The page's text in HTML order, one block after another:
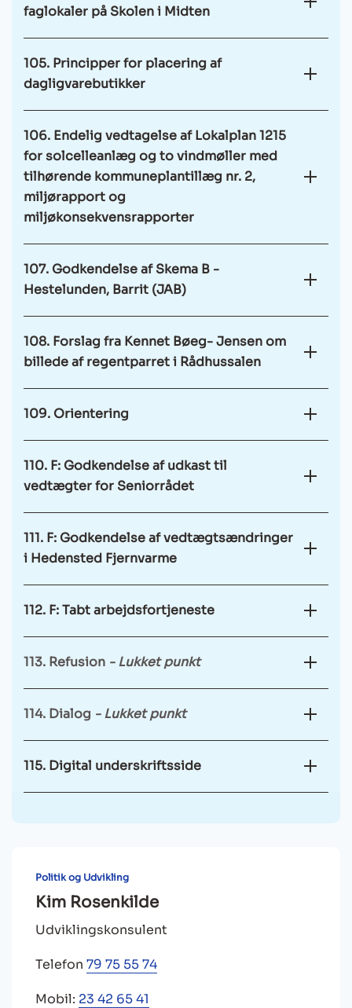
faglokaler på Skolen i Midten
105. Principper for placering af
dagligvarebutikker
106. Endelig vedtagelse af Lokalplan 1215
for solcelleanlæg og to vindmøller med
tilhørende kommuneplantillæg nr. 2,
miljørapport og
miljøkonsekvensrapporter
107. Godkendelse af Skema B -
Hestelunden, Barrit (JAB)
108. Forslag fra Kennet Bøeg- Jensen om
billede af regentparret i Rådhussalen
109. Orientering
110. F: Godkendelse af udkast til
vedtægter for Seniorrådet
111. F: Godkendelse af vedtægtsændringer
i Hedensted Fjernvarme
112. F: Tabt arbejdsfortjeneste
113. Refusion - Lukket punkt
114. Dialog - Lukket punkt
115. Digital underskriftsside
Politik og Udvikling
Kim Rosenkilde
Udviklingskonsulent
Telefon 79 75 55 74
Mobil: 23 42 65 41